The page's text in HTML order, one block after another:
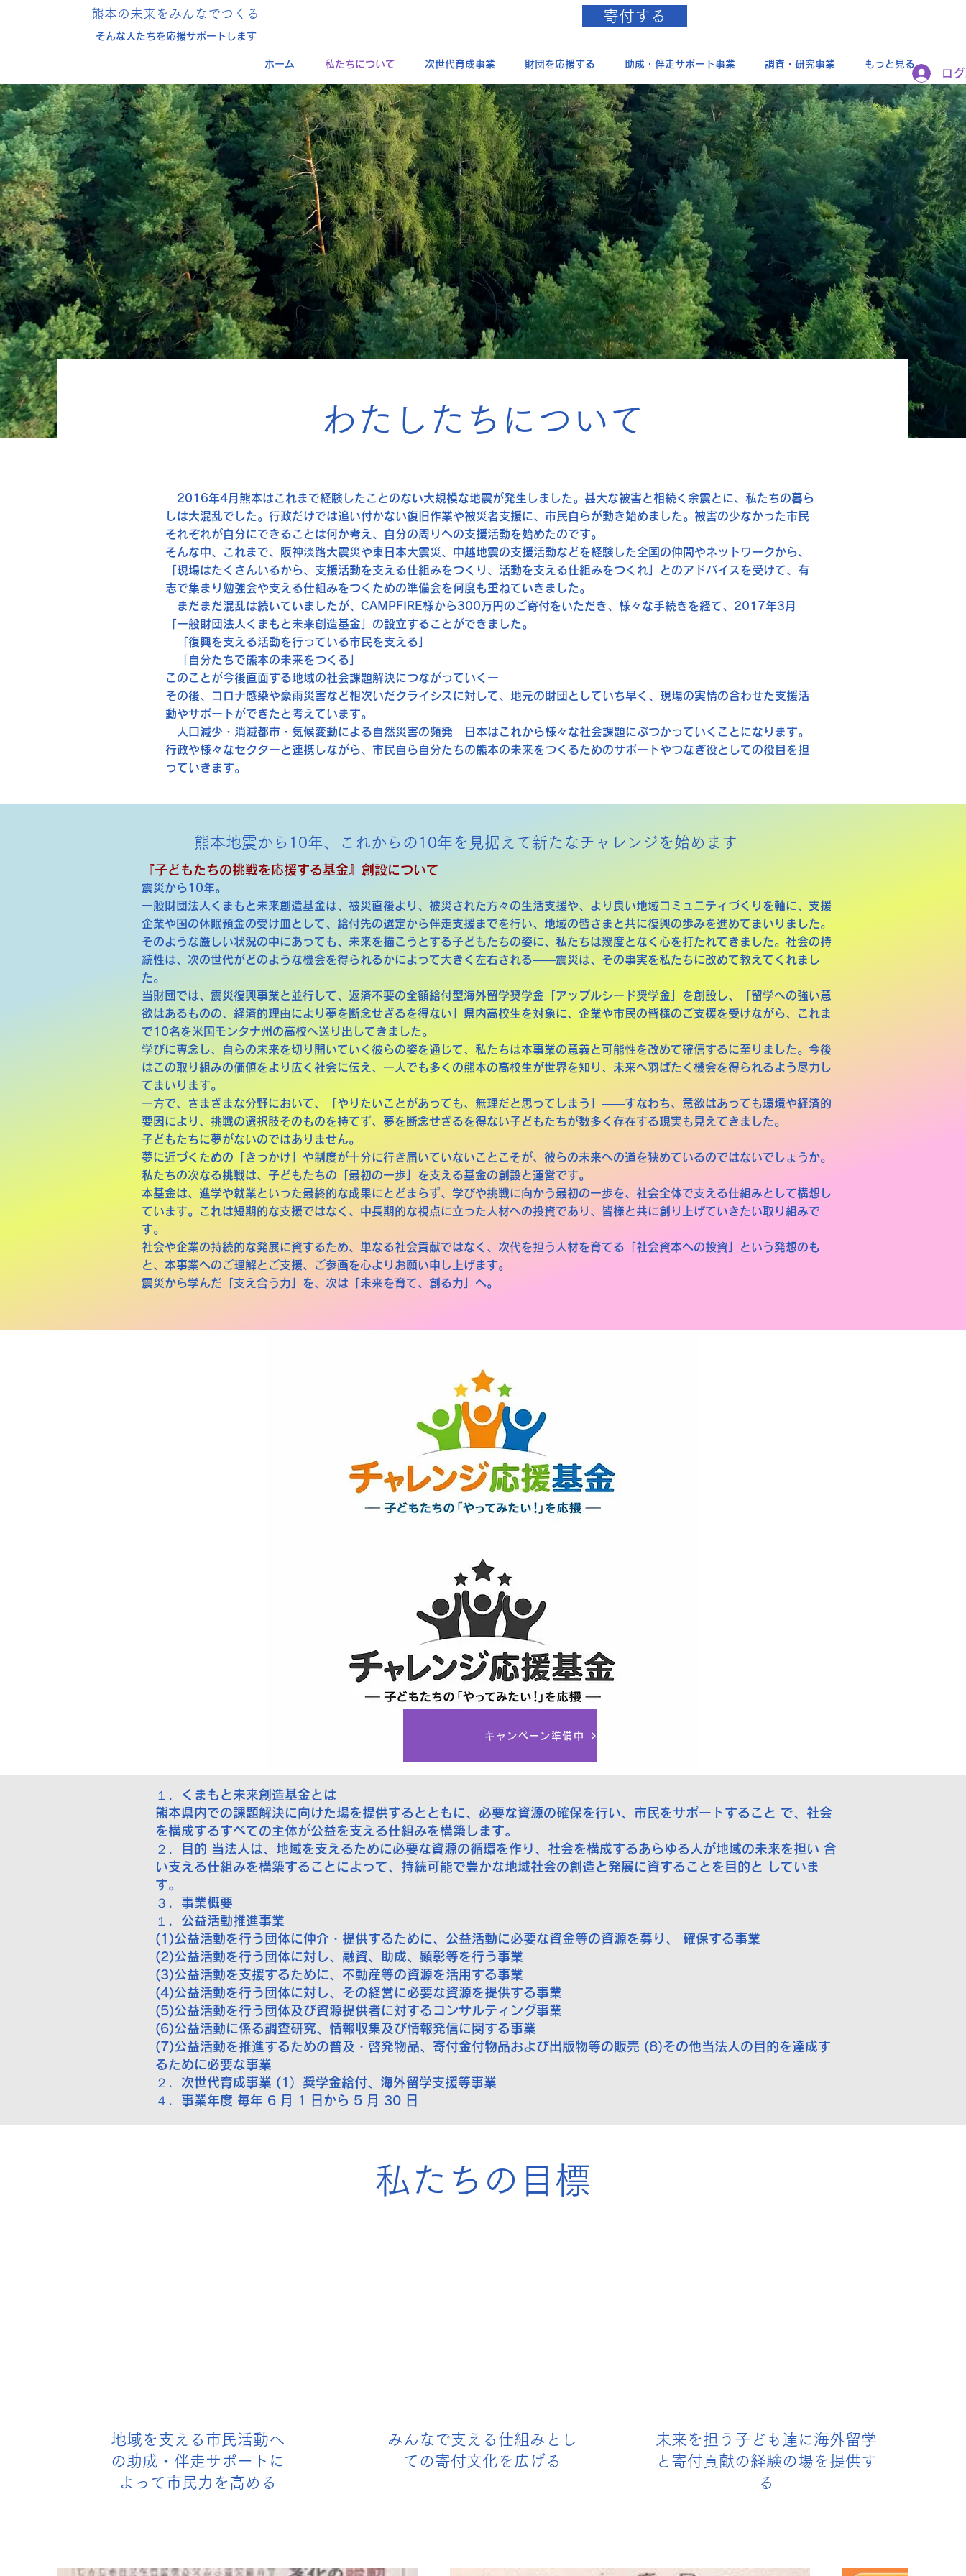
​熊本の未来をみんなでつくる
そんな人たちを応援サポートします
寄付する
ロ
ホーム 私たちについて 次世代育成事業 財団を応援する 助成・伴走サポート事業 調査・研究事業 もっと見る
わたしたちについて
2016年4月熊本はこれまで経験したことのない大規模な地震が発生しました。甚大な被害と相続く余震とに、私たちの暮ら
しは大混乱でした。行政だけでは追い付かない復旧作業や被災者支援に、市民自らが動き始めました。被害の少なかった市民
それぞれが自分にできることは何か考え、自分の周りへの支援活動を始めたのです。
そんな中、これまで、阪神淡路大震災や東日本大震災、中越地震の支援活動などを経験した全国の仲間やネットワークから、
「現場はたくさんいるから、支援活動を支える仕組みをつくり、活動を支える仕組みをつくれ」とのアドバイスを受けて、有
志で集まり勉強会や支える仕組みをつくための準備会を何度も重ねていきました。
​ まだまだ混乱は続いていましたが、CAMPFIRE様から300万円のご寄付をいただき、様々な手続きを経て、2017年3月
「一般財団法人くまもと未来創造基金」の設立することができました。
「復興を支える活動を行っている市民を支える」
「自分たちで熊本の未来をつくる」
このことが今後直面する地域の社会課題解決につながっていくー
その後、コロナ感染や豪雨災害など相次いだクライシスに対して、地元の財団としていち早く、現場の実情の合わせた支援活
動やサポートができたと考えています。
​ 人口減少・消滅都市・気候変動による自然災害の頻発 日本はこれから様々な社会課題にぶつかっていくことになります。
行政や様々なセクターと連携しながら、市民自ら自分たちの熊本の未来をつくるためのサポートやつなぎ役としての役目を担
っていきます。
熊本地震から10年、これからの10年を見据えて新たなチャレンジを始めます
『子どもたちの挑戦を応援する基金』創設について
震災から10年。
一般財団法人くまもと未来創造基金は、被災直後より、被災された方々の生活支援や、より良い地域コミュニティづくりを軸に、支援
企業や国の休眠預金の受け皿として、給付先の選定から伴走支援までを行い、地域の皆さまと共に復興の歩みを進めてまいりました。
そのような厳しい状況の中にあっても、未来を描こうとする子どもたちの姿に、私たちは幾度となく心を打たれてきました。社会の持
続性は、次の世代がどのような機会を得られるかによって大きく左右される――震災は、その事実を私たちに改めて教えてくれまし
た。
当財団では、震災復興事業と並行して、返済不要の全額給付型海外留学奨学金「アップルシード奨学金」を創設し、「留学への強い意
欲はあるものの、経済的理由により夢を断念せざるを得ない」県内高校生を対象に、企業や市民の皆様のご支援を受けながら、これま
で10名を米国モンタナ州の高校へ送り出してきました。
学びに専念し、自らの未来を切り開いていく彼らの姿を通じて、私たちは本事業の意義と可能性を改めて確信するに至りました。今後
はこの取り組みの価値をより広く社会に伝え、一人でも多くの熊本の高校生が世界を知り、未来へ羽ばたく機会を得られるよう尽力し
てまいります。
一方で、さまざまな分野において、「やりたいことがあっても、無理だと思ってしまう」――すなわち、意欲はあっても環境や経済的
要因により、挑戦の選択肢そのものを持てず、夢を断念せざるを得ない子どもたちが数多く存在する現実も見えてきました。
子どもたちに夢がないのではありません。
夢に近づくための「きっかけ」や制度が十分に行き届いていないことこそが、彼らの未来への道を狭めているのではないでしょうか。
私たちの次なる挑戦は、子どもたちの「最初の一歩」を支える基金の創設と運営です。
本基金は、進学や就業といった最終的な成果にとどまらず、学びや挑戦に向かう最初の一歩を、社会全体で支える仕組みとして構想し
ています。これは短期的な支援ではなく、中長期的な視点に立った人材への投資であり、皆様と共に創り上げていきたい取り組みで
す。
社会や企業の持続的な発展に資するため、単なる社会貢献ではなく、次代を担う人材を育てる「社会資本への投資」という発想のも
と、本事業へのご理解とご支援、ご参画を心よりお願い申し上げます。
震災から学んだ「支え合う力」を、次は「未来を育て、創る力」へ。
キャンペーン準備中
１．くまもと未来創造基金とは
熊本県内での課題解決に向けた場を提供するとともに、必要な資源の確保を行い、市民をサポートすること で、社会
を構成するすべての主体が公益を支える仕組みを構築します。
２．目的 当法人は、地域を支えるために必要な資源の循環を作り、社会を構成するあらゆる人が地域の未来を担い 合
い支える仕組みを構築することによって、持続可能で豊かな地域社会の創造と発展に資することを目的と していま
す。
３．事業概要
１．公益活動推進事業
(1)公益活動を行う団体に仲介・提供するために、公益活動に必要な資金等の資源を募り、 確保する事業
(2)公益活動を行う団体に対し、融資、助成、顕彰等を行う事業
(3)公益活動を支援するために、不動産等の資源を活用する事業
(4)公益活動を行う団体に対し、その経営に必要な資源を提供する事業
(5)公益活動を行う団体及び資源提供者に対するコンサルティング事業
(6)公益活動に係る調査研究、情報収集及び情報発信に関する事業
(7)公益活動を推進するための普及・啓発物品、寄付金付物品および出版物等の販売 (8)その他当法人の目的を達成す
るために必要な事業
２．次世代育成事業 (1）奨学金給付、海外留学支援等事業
４．事業年度 毎年 6 月 1 日から 5 月 30 日
​私たちの目標
地域を支える市民活動へ
の助成・伴走サポートに
よって市民力を高める
みんなで支える仕組みとし
ての寄付文化を広げる
未来を担う子ども達に海外留学
と寄付貢献の経験の場を提供す
る